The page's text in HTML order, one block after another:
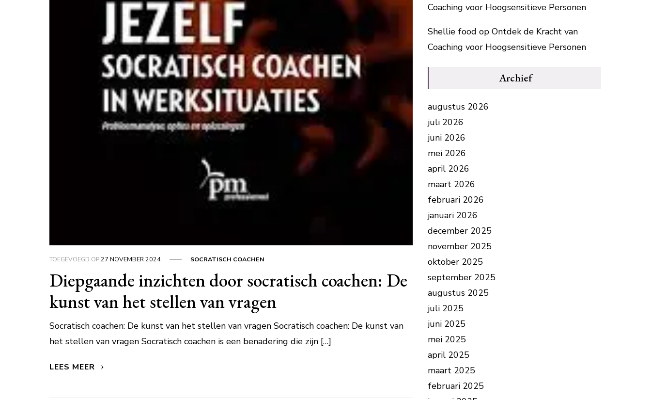
TOEGEVOEGD OP27 NOVEMBER 2024 SOCRATISCH COACHEN
Diepgaande inzichten door socratisch coachen: De
kunst van het stellen van vragen
Socratisch coachen: De kunst van het stellen van vragen Socratisch coachen: De kunst van
het stellen van vragen Socratisch coachen is een benadering die zijn […]
LEES MEER
Coaching voor Hoogsensitieve Personen
Shellie food op Ontdek de Kracht van
Coaching voor Hoogsensitieve Personen
Archief
augustus 2026
juli 2026
juni 2026
mei 2026
april 2026
maart 2026
februari 2026
januari 2026
december 2025
november 2025
oktober 2025
september 2025
augustus 2025
juli 2025
juni 2025
mei 2025
april 2025
maart 2025
februari 2025